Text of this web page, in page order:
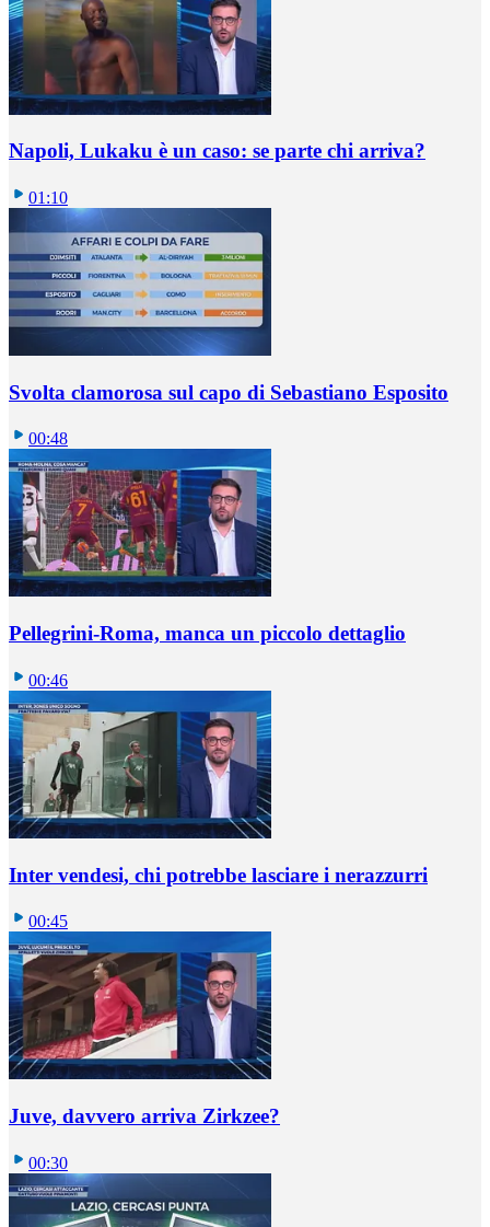
Napoli, Lukaku è un caso: se parte chi arriva?
01:10
Svolta clamorosa sul capo di Sebastiano Esposito
00:48
Pellegrini-Roma, manca un piccolo dettaglio
00:46
Inter vendesi, chi potrebbe lasciare i nerazzurri
00:45
Juve, davvero arriva Zirkzee?
00:30